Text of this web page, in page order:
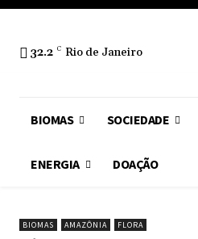
32.2 C Rio de Janeiro
BIOMAS SOCIEDADE
ENERGIA DOAÇÃO
BIOMAS AMAZÔNIA FLORA